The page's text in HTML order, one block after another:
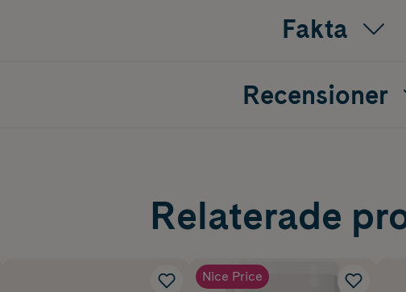
Fakta
Recensioner
Relaterade
Nice Price